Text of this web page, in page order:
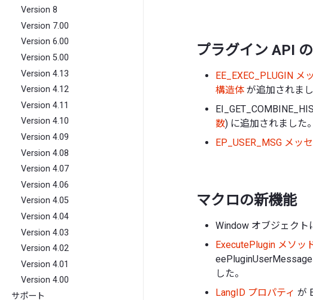
Version 8
Version 7.00
Version 6.00
Version 5.00
Version 4.13
Version 4.12
Version 4.11
Version 4.10
Version 4.09
Version 4.08
Version 4.07
Version 4.06
Version 4.05
Version 4.04
Version 4.03
Version 4.02
Version 4.01
Version 4.00
サポート
プラグイン API
EE_EXEC_PLUGIN メ
構造体 が追加されまし
数) に追加されました。
EP_USER_MSG メッ
マクロの新機能
Window オブジェクト
ExecutePlugin メソッ
した。
LangID プロパティ が